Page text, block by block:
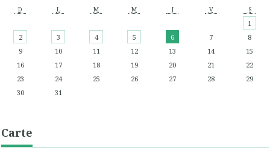
D L M M J V S
1
2
3 4 5 6 7
8
9
10 11 12 13 14
15
16
17 18 19 20 21
22
23
24 25 26 27 28
29
30
31
Carte